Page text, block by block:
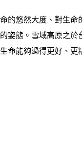
悠然大度、對生命
姿態。雪域高原之於
命能夠過得更好、更